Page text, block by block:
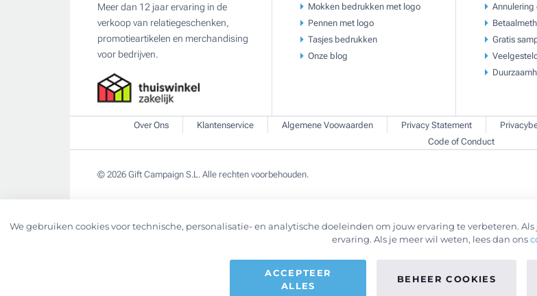
Meer dan 12 jaar ervaring in de
verkoop van relatiegeschenken,
promotieartikelen en merchandising
voor bedrijven.
Mokken bedrukken met logo
Pennen met logo
Tasjes bedrukken
Onze blog
Annulering
Gratis
Over Ons Klantenservice Algemene Voowaarden Privacy Statement
Code of Conduct
© 2026 Gift Campaign S.L. Alle rechten voorbehouden.
We gebruiken cookies voor technische, personalisatie- en analytische doeleinden om jouw ervaring te verbeteren.
ervaring. Als je meer wil weten, lees dan ons
ACCEPTEER
ALLES
BEHEER COOKIES